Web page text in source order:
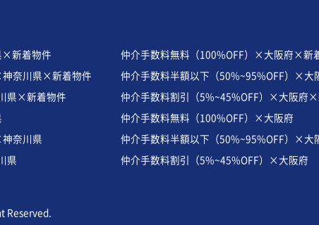
×新着物件 仲介手数料無料（100%OFF）×大阪府×新
奈川県×新着物件
仲介手数料半額以下（50%~95%OFF）×
県×新着物件
仲介手数料割引（5%~45%OFF）×大阪府
仲介手数料無料（100%OFF）×大阪府
奈川県
仲介手数料半額以下（50%~95%OFF）×大
県
仲介手数料割引（5%~45%OFF）×大阪府
Reserved.